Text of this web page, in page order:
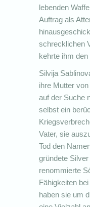
lebenden
Auftrag als
schrecklichen
kehrte ihm
Silvija
ihre Mutter
auf der Suche
selbst ein
Vater, sie
Tod den
gründete
renommierte
Fähigkeiten
haben sie um